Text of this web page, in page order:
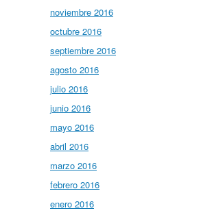
noviembre 2016
octubre 2016
septiembre 2016
agosto 2016
julio 2016
junio 2016
mayo 2016
abril 2016
marzo 2016
febrero 2016
enero 2016